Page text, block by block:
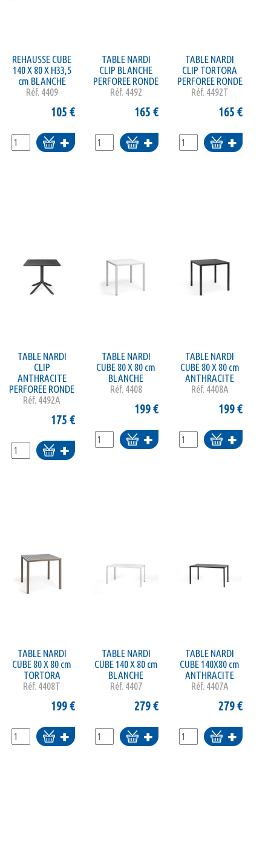
REHAUSSE CUBE
140 X 80 X H33,5
cm BLANCHE
Réf. 4409
105 €
Ajouter
au
TABLE NARDI
CLIP BLANCHE
PERFOREE RONDE
Réf. 4492
165 €
Ajouter
au
TABLE NARDI
CLIP TORTORA
PERFOREE RONDE
Réf. 4492T
165 €
Ajouter
au
TABLE NARDI
CLIP
ANTHRACITE
PERFOREE RONDE
Réf. 4492A
175 €
Ajouter
au
TABLE NARDI
CUBE 80 X 80 cm
BLANCHE
Réf. 4408
199€
Ajouter
au
TABLE NARDI
CUBE 80 X 80 cm
ANTHRACITE
Réf. 4408A
199€
Ajouter
au
TABLE NARDI
CUBE 80 X 80 cm
TORTORA
Réf. 4408T
199€
Ajouter
au
TABLE NARDI
CUBE 140 X 80 cm
BLANCHE
Réf. 4407
279€
Ajouter
au
TABLE NARDI
CUBE 140X80 cm
ANTHRACITE
Réf. 4407A
279€
Ajouter
au